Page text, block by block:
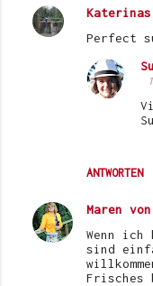
Perfect
ANTWORTEN
Maren von
Wenn ich
sind
Frisches